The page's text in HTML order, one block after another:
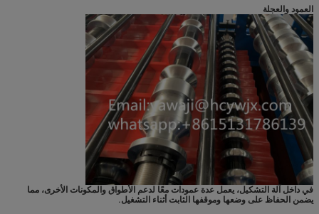
العمود والعجلة
في داخل آلة التشكيل، يعمل عدة عمودات معًا لدعم الأطواق والمكونات الأخرى، مما
يضمن الحفاظ على وضعها وموقفها الثابت أثناء التشغيل.